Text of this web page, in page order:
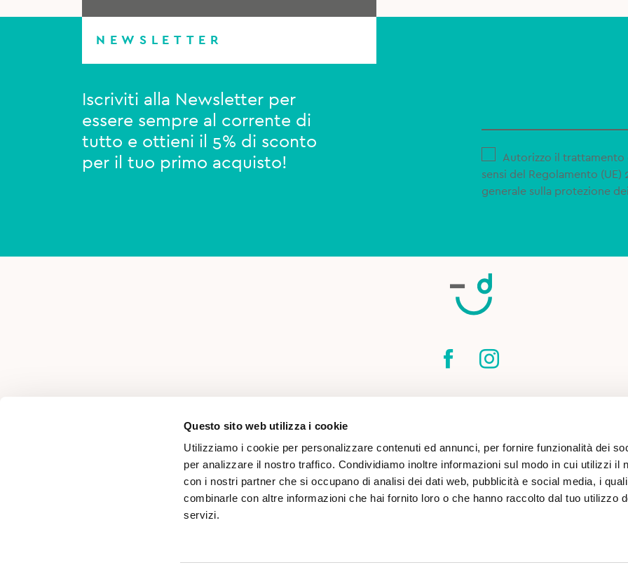
Questo sito web utilizza i cookie
Utilizziamo i cookie per personalizzare contenuti ed annunci, per fornire funzionalità dei
per analizzare il nostro traffico. Condividiamo inoltre informazioni sul modo in cui utilizzi il
con i nostri partner che si occupano di analisi dei dati web, pubblicità e social media, i
combinarle con altre informazioni che hai fornito loro o che hanno raccolto dal tuo utilizzo
servizi.
NEWSLETTER
Iscriviti alla Newsletter per
essere sempre al corrente di
tutto e ottieni il 5% di sconto
per il tuo primo acquisto!
Autorizzo il trattamento
sensi del Regolamento
generale sulla protezione